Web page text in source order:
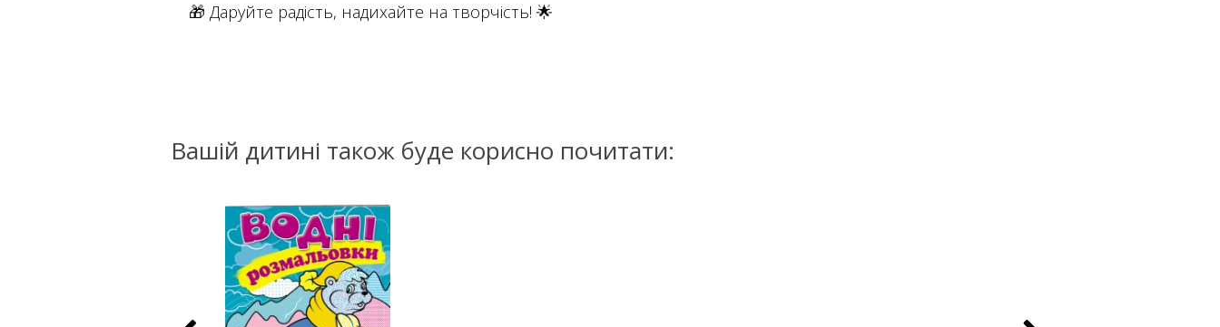
🎁 Даруйте радість, надихайте на творчість! 🌟
Вашій дитині також буде корисно почитати: